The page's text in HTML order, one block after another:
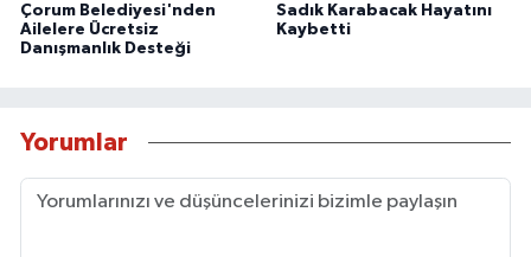
Çorum Belediyesi'nden
Ailelere Ücretsiz
Danışmanlık Desteği
Sadık Karabacak Hayatını
Kaybetti
Yorumlar